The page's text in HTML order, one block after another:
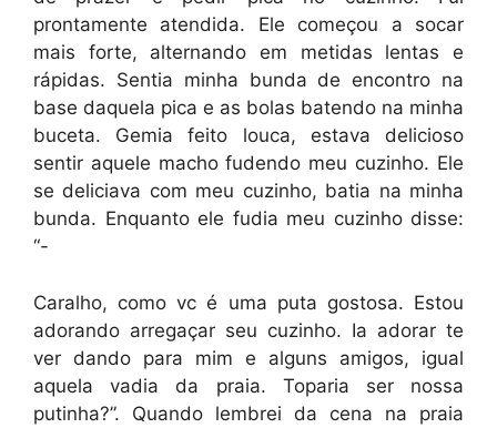
prontamente atendida. Ele começou a socar
mais forte, alternando em metidas lentas e
rápidas. Sentia minha bunda de encontro na
base daquela pica e as bolas batendo na minha
buceta. Gemia feito louca, estava delicioso
sentir aquele macho fudendo meu cuzinho. Ele
se deliciava com meu cuzinho, batia na minha
bunda. Enquanto ele fudia meu cuzinho disse:
“-
Caralho, como vc é uma puta gostosa. Estou
adorando arregaçar seu cuzinho. Ia adorar te
ver dando para mim e alguns amigos, igual
aquela vadia da praia. Toparia ser nossa
putinha?”. Quando lembrei da cena na praia